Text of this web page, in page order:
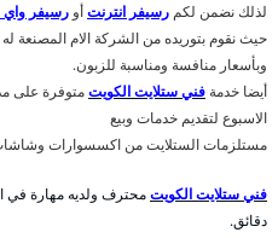
لذلك نضمن لكم رسيفر انترنتأو رسيفر واي
حيث نقوم بتوريده من الشركة الام المصنعة له
وبأسعار منافسة ومناسبة للزبون.
أيضا خدمة فني ستلايت الكويتمتوفرة على
الاسبوع لتقديم خدمات وبيع
مستلزمات الستلايت من اكسسوارات
فني ستلايت الكويتمحترف ولديه مهارة في
دقائق.